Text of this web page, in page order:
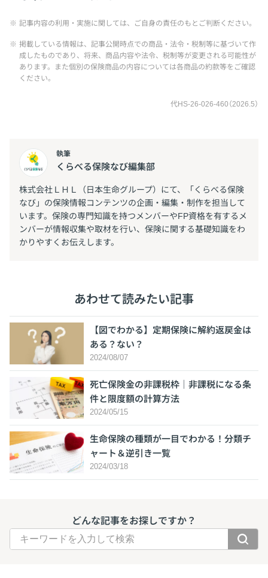
※ 記事内容の利用・実施に関しては、ご自身の責任のもとご判断ください。
※ 掲載している情報は、記事公開時点での商品・法令・税制等に基づいて作
成したものであり、将来、商品内容や法令、税制等が変更される可能性が
あります。また個別の保険商品の内容については各商品の約款等をご確認
ください。
代HS-26-026-460（2026.5）
執筆
くらべる保険なび編集部
株式会社ＬＨＬ（日本生命グループ）にて、「くらべる保険
なび」の保険情報コンテンツの企画・編集・制作を担当して
います。保険の専門知識を持つメンバーやFP資格を有するメ
ンバーが情報収集や取材を行い、保険に関する基礎知識をわ
かりやすくお伝えします。
あわせて読みたい記事
【図でわかる】定期保険に解約返戻金は
ある？ない？
2024/08/07
死亡保険金の非課税枠｜非課税になる条
件と限度額の計算方法
2024/05/15
生命保険の種類が一目でわかる！分類チ
ャート＆逆引き一覧
2024/03/18
どんな記事をお探しですか？